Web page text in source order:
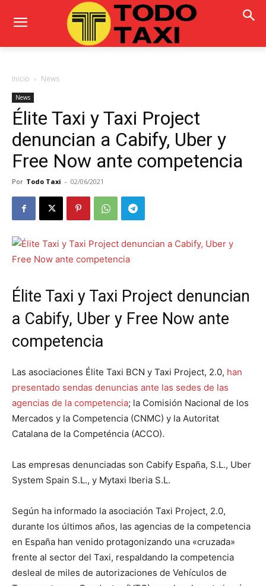
Inicio News
News
Élite Taxi y Taxi Project
denuncian a Cabify, Uber y
Free Now ante competencia
Por Todo Taxi - 02/06/2021
Élite Taxi y Taxi Project denuncian
a Cabify, Uber y Free Now ante
competencia
Las asociaciones Élite Taxi BCN y Taxi Project, 2.0, han
presentado sendas denuncias ante las sedes de las
agencias de la competencia; la Comisión Nacional de los
Mercados y la Competencia (CNMC) y la Autoritat
Catalana de la Competéncia (ACCO).
Las empresas denunciadas son Cabify España, S.L., Uber
System Spain S.L., y Mytaxi Iberia S.L.
Según ha informado la asociación Taxi Project, 2.0,
durante los últimos años, las agencias de la competencia
en España han venido protagonizando una «cruzada»
frente al sector del Taxi, respaldando la competencia
desleal de miles de autorizaciones de Vehículos de